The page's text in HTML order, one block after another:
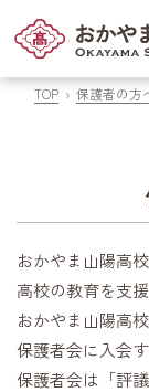
TOP 保護者の方
おかやま山陽高
高校の教育を支
おかやま山陽高
保護者会に入会
保護者会は「評